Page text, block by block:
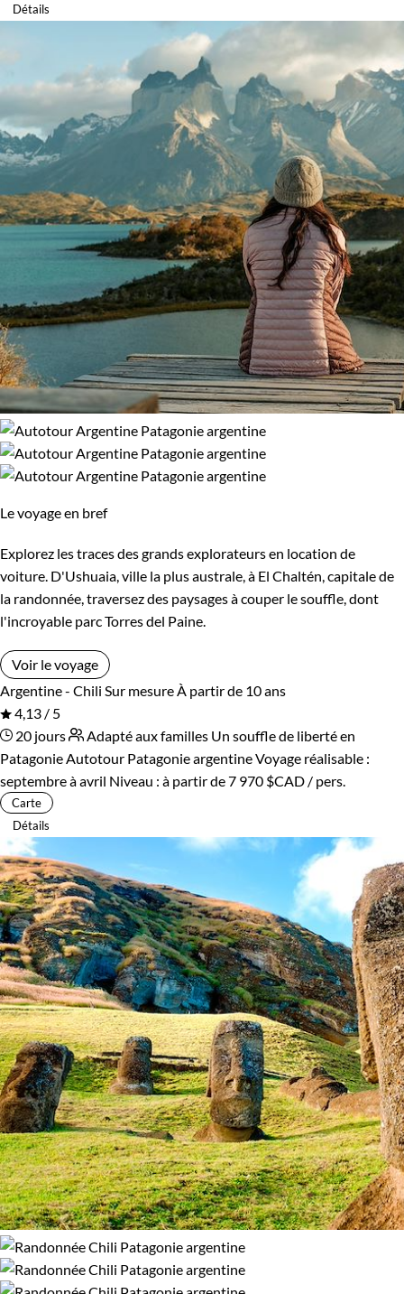
Détails
Le voyage en bref
Explorez les traces des grands explorateurs en location de
voiture. D'Ushuaia, ville la plus australe, à El Chaltén, capitale de
la randonnée, traversez des paysages à couper le souffle, dont
l'incroyable parc Torres del Paine.
Voir le voyage
Argentine - Chili Sur mesure À partir de 10 ans
4,13 / 5
20 jours
Adapté aux familles Un souffle de liberté en
Patagonie Autotour Patagonie argentineVoyage réalisable :
septembre à avril Niveau : à partir de7 970 $CAD / pers.
Carte
Détails